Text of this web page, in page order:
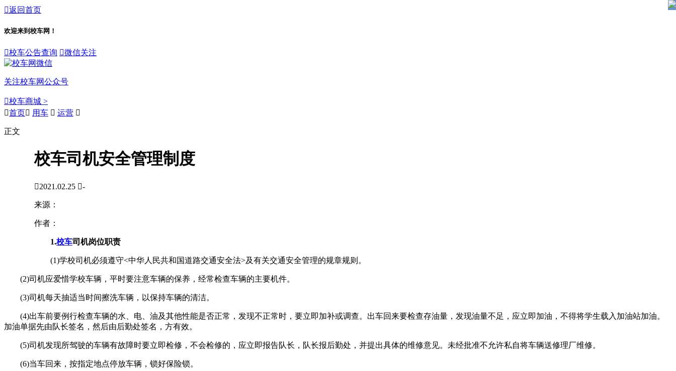
返回首页
欢迎来到校车网！
校车公告查询 微信关注
关注校车网公众号
校车商城 >
首页 用车  运营 
正文
校车司机安全管理制度
2021.02.25 -
来源：
作者：
1.校车司机岗位职责
(1)学校司机必须遵守<中华人民共和国道路交通安全法>及有关交通安全管理的规章规则。
(2)司机应爱惜学校车辆，平时要注意车辆的保养，经常检查车辆的主要机件。
(3)司机每天抽适当时间擦洗车辆，以保持车辆的清洁。
(4)出车前要例行检查车辆的水、电、油及其他性能是否正常，发现不正常时，要立即加补或调查。出车回来要检查存油量，发现油量不足，应立即加油，不得将学生载入加油站加油。
加油单据先由队长签名，然后由后勤处签名，方有效。
(5)司机发现所驾驶的车辆有故障时要立即检修，不会检修的，应立即报告队长，队长报后勤处，并提出具体的维修意见。未经批准不允许私自将车辆送修理厂维修。
(6)当车回来，按指定地点停放车辆，锁好保险锁。